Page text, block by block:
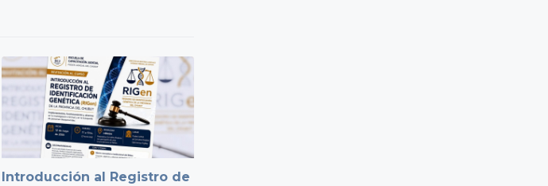
Introducción al Registro de